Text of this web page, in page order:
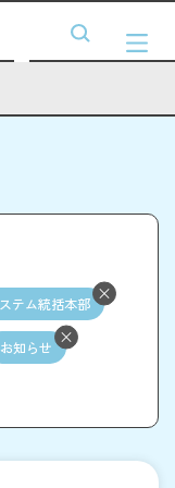
テム統括本部
お知らせ